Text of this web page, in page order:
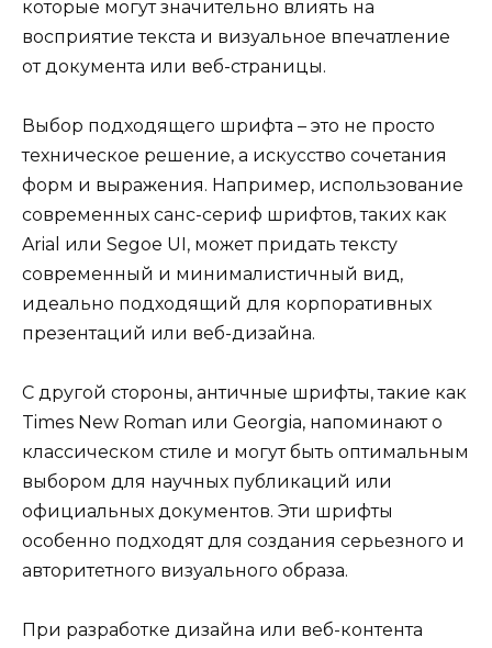
которые могут значительно влиять на
восприятие текста и визуальное впечатление
от документа или веб-страницы.
Выбор подходящего шрифта – это не просто
техническое решение, а искусство сочетания
форм и выражения. Например, использование
современных санс-сериф шрифтов, таких как
Arial или Segoe UI, может придать тексту
современный и минималистичный вид,
идеально подходящий для корпоративных
презентаций или веб-дизайна.
С другой стороны, античные шрифты, такие как
Times New Roman или Georgia, напоминают о
классическом стиле и могут быть оптимальным
выбором для научных публикаций или
официальных документов. Эти шрифты
особенно подходят для создания серьезного и
авторитетного визуального образа.
При разработке дизайна или веб-контента